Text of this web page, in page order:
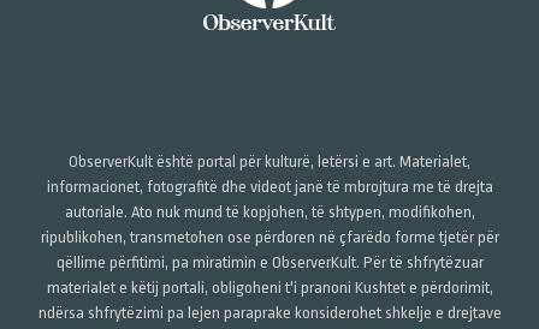
ObserverKult është portal për kulturë, letërsi e art. Materialet,
informacionet, fotografitë dhe videot janë të mbrojtura me të drejta
autoriale. Ato nuk mund të kopjohen, të shtypen, modifikohen,
ripublikohen, transmetohen ose përdoren në çfarëdo forme tjetër për
qëllime përfitimi, pa miratimin e ObserverKult. Për të shfrytëzuar
materialet e këtij portali, obligoheni t'i pranoni Kushtet e përdorimit,
ndërsa shfrytëzimi pa lejen paraprake konsiderohet shkelje e drejtave